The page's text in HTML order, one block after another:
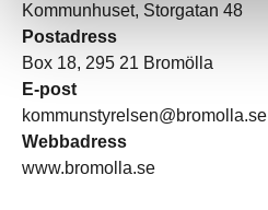
Kommunhuset, Storgatan 48
Postadress
Box 18, 295 21 Bromölla
E-post
kommunstyrelsen@bromolla.se
Webbadress
www.bromolla.se